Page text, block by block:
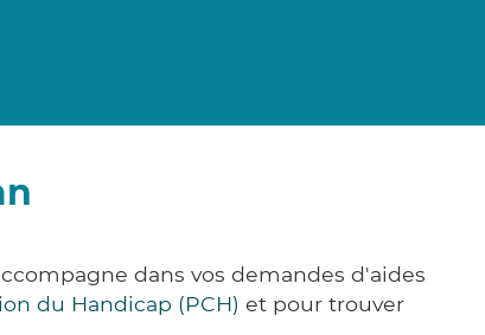
dans vos demandes d'aides
du Handicap (PCH) et pour trouver